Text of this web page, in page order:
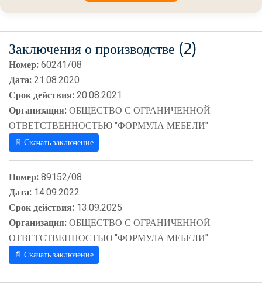
Заключения о производстве (2)
Номер:60241/08
Дата:21.08.2020
Срок действия:20.08.2021
Организация:ОБЩЕСТВО С ОГРАНИЧЕННОЙ
ОТВЕТСТВЕННОСТЬЮ "ФОРМУЛА МЕБЕЛИ"
📄 Скачать заключение
Номер:89152/08
Дата: 14.09.2022
Срок действия: 13.09.2025
Организация:ОБЩЕСТВО С ОГРАНИЧЕННОЙ
ОТВЕТСТВЕННОСТЬЮ "ФОРМУЛА МЕБЕЛИ"
📄 Скачать заключение